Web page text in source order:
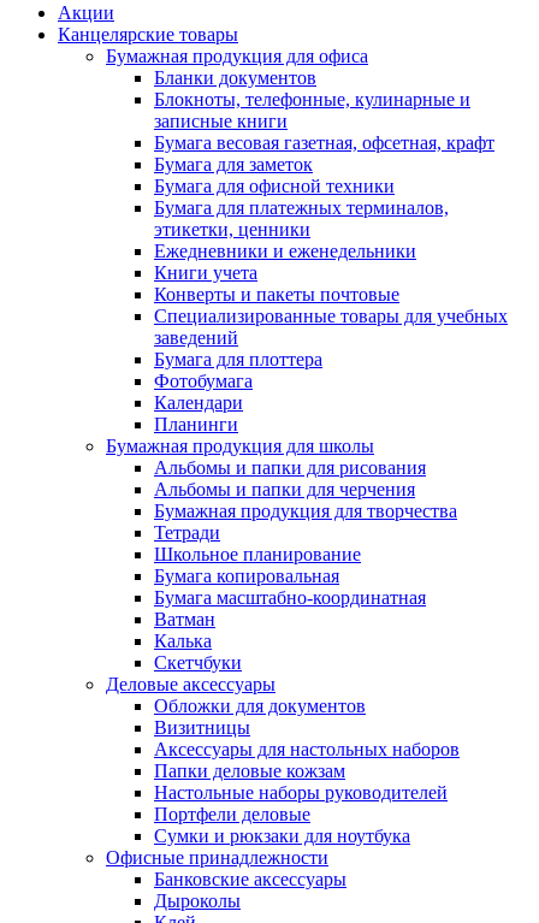
Акции
Канцелярские товары
Бумажная продукция для офиса
Бланки документов
Блокноты, телефонные, кулинарные и
записные книги
Бумага весовая газетная, офсетная, крафт
Бумага для заметок
Бумага для офисной техники
Бумага для платежных терминалов,
этикетки, ценники
Ежедневники и еженедельники
Книги учета
Конверты и пакеты почтовые
Специализированные товары для учебных
заведений
Бумага для плоттера
Фотобумага
Календари
Планинги
Бумажная продукция для школы
Альбомы и папки для рисования
Альбомы и папки для черчения
Бумажная продукция для творчества
Тетради
Школьное планирование
Бумага копировальная
Бумага масштабно-координатная
Ватман
Калька
Скетчбуки
Деловые аксессуары
Обложки для документов
Визитницы
Аксессуары для настольных наборов
Папки деловые кожзам
Настольные наборы руководителей
Портфели деловые
Сумки и рюкзаки для ноутбука
Офисные принадлежности
Банковские аксессуары
Дыроколы